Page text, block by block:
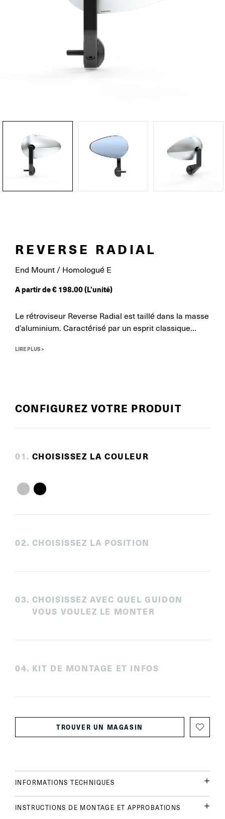
REVERSE RADIAL
End Mount / Homologué E
A partir de€ 198.00(L’unité)
Le rétroviseur Reverse Radial est taillé dans la masse
d’aluminium. Caractérisé par un esprit classique...
LIRE PLUS >
CONFIGUREZ VOTRE PRODUIT
01 . CHOISISSEZ LA COULEUR
02. CHOISISSEZ LA POSITION
03. CHOISISSEZ AVEC QUEL GUIDON
VOUS VOULEZ LE MONTER
04. KIT DE MONTAGE ET INFOS
TROUVER UN MAGASIN
INFORMATIONS TECHNIQUES
INSTRUCTIONS DE MONTAGE ET APPROBATIONS